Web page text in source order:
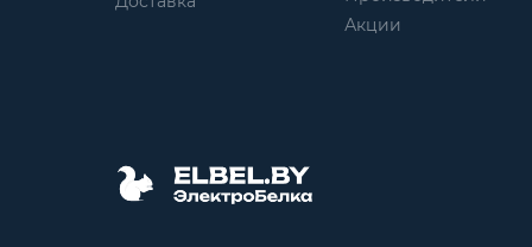
Акции